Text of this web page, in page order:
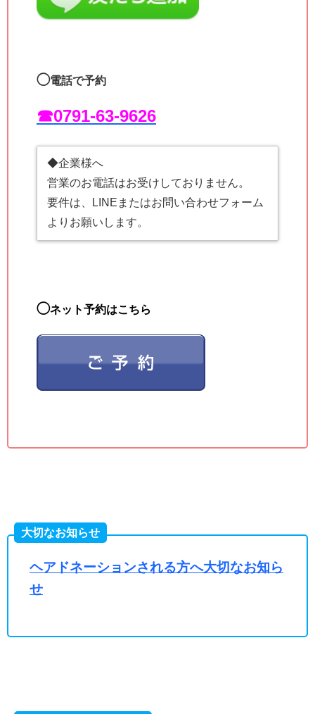
◯電話で予約
☎︎0791-63-9626
◆企業様へ
営業のお電話はお受けしておりません。
要件は、LINEまたはお問い合わせフォーム
よりお願いします。
◯ネット予約はこちら
大切なお知らせ
ヘアドネーションされる方へ大切なお知ら
せ